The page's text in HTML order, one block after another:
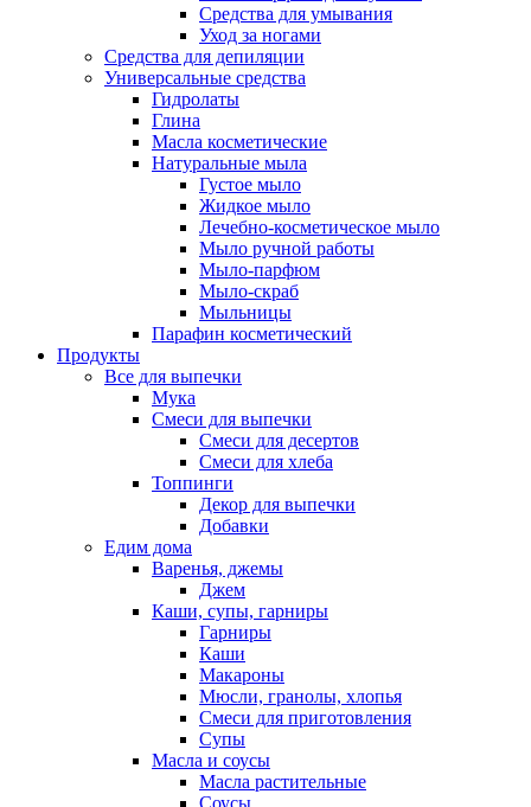
Средства для умывания
Уход за ногами
Средства для депиляции
Универсальные средства
Гидролаты
Глина
Масла косметические
Натуральные мыла
Густое мыло
Жидкое мыло
Лечебно-косметическое мыло
Мыло ручной работы
Мыло-парфюм
Мыло-скраб
Мыльницы
Парафин косметический
Продукты
Все для выпечки
Мука
Смеси для выпечки
Смеси для десертов
Смеси для хлеба
Топпинги
Декор для выпечки
Добавки
Едим дома
Варенья, джемы
Джем
Каши, супы, гарниры
Гарниры
Каши
Макароны
Мюсли, гранолы, хлопья
Смеси для приготовления
Супы
Масла и соусы
Масла растительные
Соусы